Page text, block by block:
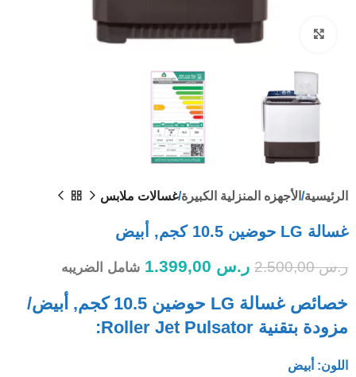
الرئيسية الأجهزه المنزلية الكبيرة غسالات ملابس
غسالة LG حوضين 10.5 كجم, أبيض
ر.س2.500,00 ر.س شامل الضريبه
خصائص غسالة LG حوضين 10.5 كجم, أبيض/
مزودة بتقنية Roller Jet Pulsator:
اللون: أبيض